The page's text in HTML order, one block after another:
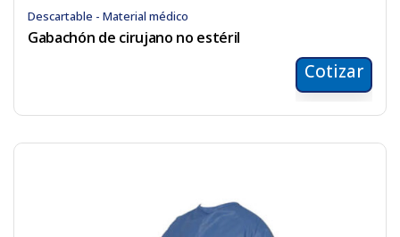
Descartable - Material médico
Gabachón de cirujano no estéril
Cotizar